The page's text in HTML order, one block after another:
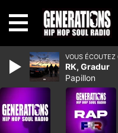
VOUS ÉCOUTEZ
RK, Gradur
Papillon